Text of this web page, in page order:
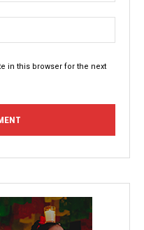
in this browser for the next